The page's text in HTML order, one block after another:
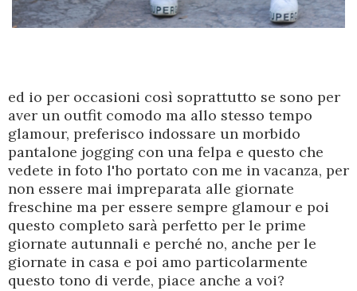
ed io per occasioni così soprattutto se sono per
aver un outfit comodo ma allo stesso tempo
glamour, preferisco indossare un morbido
pantalone jogging con una felpa e questo che
vedete in foto l'ho portato con me in vacanza, per
non essere mai impreparata alle giornate
freschine ma per essere sempre glamour e poi
questo completo sarà perfetto per le prime
giornate autunnali e perché no, anche per le
giornate in casa e poi amo particolarmente
questo tono di verde, piace anche a voi?